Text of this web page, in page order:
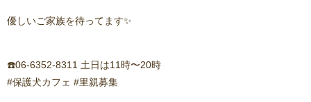
優しいご家族を待ってます✨
☎️06-6352-8311 土日は11時〜20時
#保護犬カフェ #里親募集